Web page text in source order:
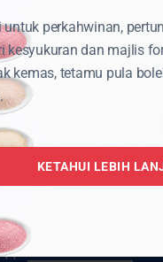
Garam Bukit Asli
U5/191,
Subang,
Alam, Selangor
7734 3770
916 9987
untuk perkahwinan,
kesyukuran dan majlis
kemas, tetamu pula
KETAHUI LEBIH